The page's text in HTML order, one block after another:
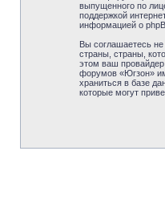
выпущенного по
поддержкой
информацией о
Вы соглашаетесь
страны, страны,
этом ваш
форумов «Югзон»
храниться в базе
которые могут